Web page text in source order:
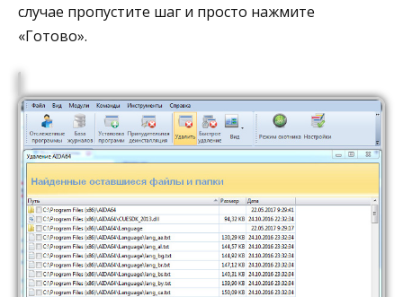
случае пропустите шаг и просто нажмите
«Готово».